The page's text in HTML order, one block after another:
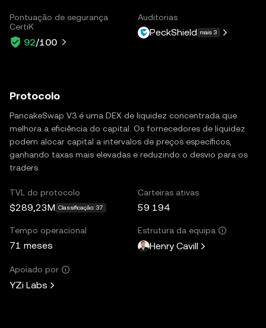
Pontuação de segurança
CertiK
92/100
Auditorias
PeckShield mais 3
Protocolo
PancakeSwap V3 é uma DEX de liquidez concentrada que
melhora a eficiência do capital. Os fornecedores de liquidez
podem alocar capital a intervalos de preços específicos,
ganhando taxas mais elevadas e reduzindo o desvio para os
traders.
TVL do protocolo
$289,23M Classificação: 37
Carteiras ativas
59 194
Tempo operacional
71 meses
Estrutura da equipa
Henry Cavill
Apoiado por
YZi Labs